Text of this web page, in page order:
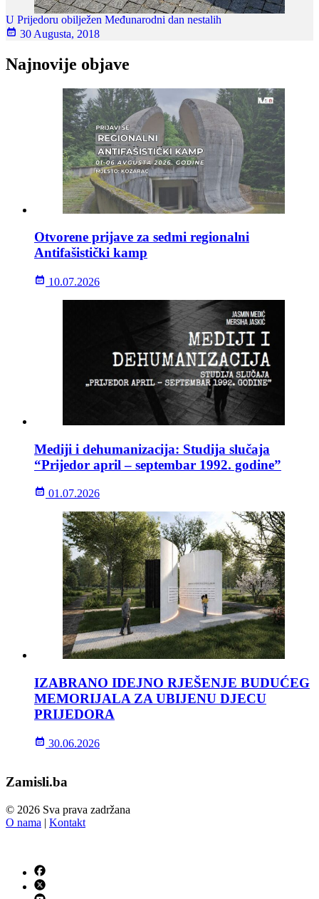
U Prijedoru obilježen Međunarodni dan nestalih
30 Augusta, 2018
Najnovije objave
Otvorene prijave za sedmi regionalni
Antifašistički kamp
10.07.2026
Mediji i dehumanizacija: Studija slučaja
“Prijedor april – septembar 1992. godine”
01.07.2026
IZABRANO IDEJNO RJEŠENJE BUDUĆEG
MEMORIJALA ZA UBIJENU DJECU
PRIJEDORA
30.06.2026
Zamisli.ba
© 2026 Sva prava zadržana
O nama | Kontakt